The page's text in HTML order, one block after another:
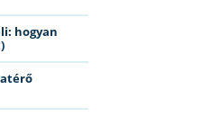
hogyan